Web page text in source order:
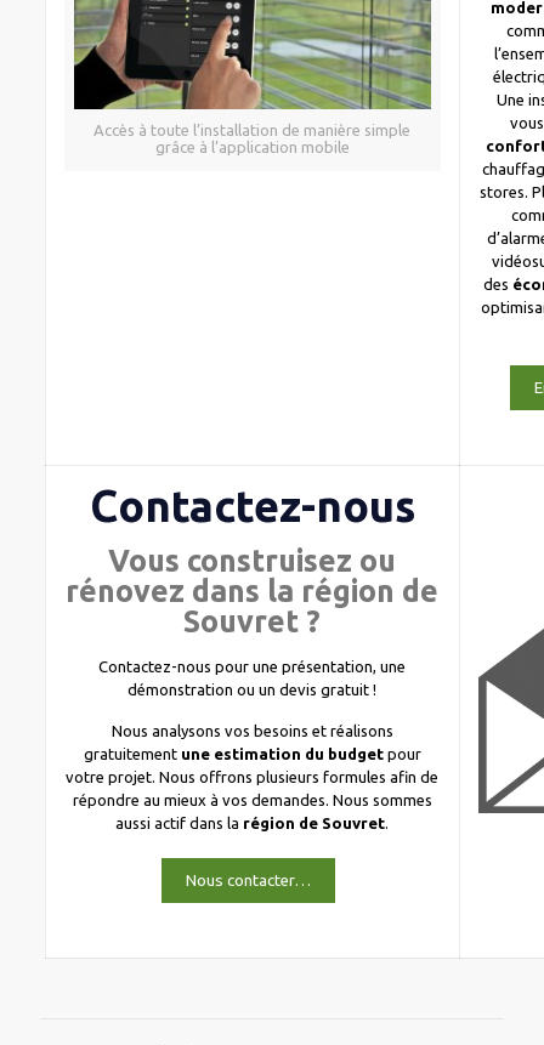
Accès à toute l’installation de manière simple
grâce à l’application mobile
Une
stores.
des
Contactez-nous
Vous construisez ou
rénovez dans la région de
Souvret ?
Contactez-nous pour une présentation, une
démonstration ou un devis gratuit !
Nous analysons vos besoins et réalisons
gratuitement une estimation du budgetpour
votre projet. Nous offrons plusieurs formules afin de
répondre au mieux à vos demandes. Nous sommes
aussi actif dans la région de Souvret.
Nous contacter…